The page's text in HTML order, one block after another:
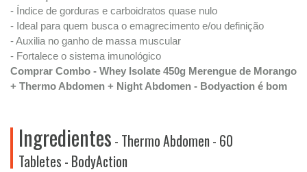
- Índice de gorduras e carboidratos quase nulo
- Ideal para quem busca o emagrecimento e/ou definição
- Auxilia no ganho de massa muscular
- Fortalece o sistema imunológico
Comprar Combo - Whey Isolate 450g Merengue de Morango
+ Thermo Abdomen + Night Abdomen - Bodyaction é bom
Ingredientes - Thermo Abdomen - 60
Tabletes - BodyAction